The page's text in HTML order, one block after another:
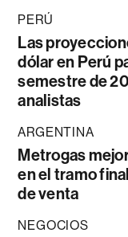
PERÚ
Las
dólar en Perú
semestre de
analistas
ARGENTINA
Metrogas
en el tramo
de venta
NEGOCIOS